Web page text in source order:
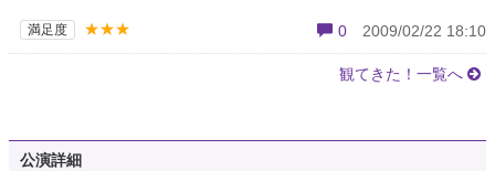
満足度 ★★★ 0 2009/02/22 18:10
観てきた！一覧へ
公演詳細